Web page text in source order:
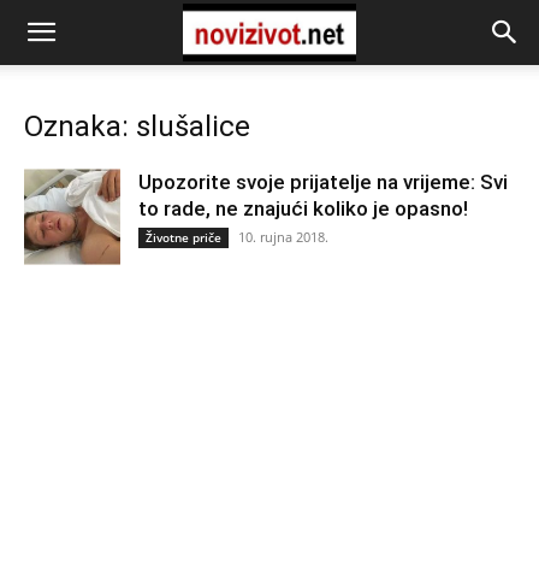
Oznaka: slušalice
Upozorite svoje prijatelje na vrijeme: Svi
to rade, ne znajući koliko je opasno!
Životne priče 10. rujna 2018.